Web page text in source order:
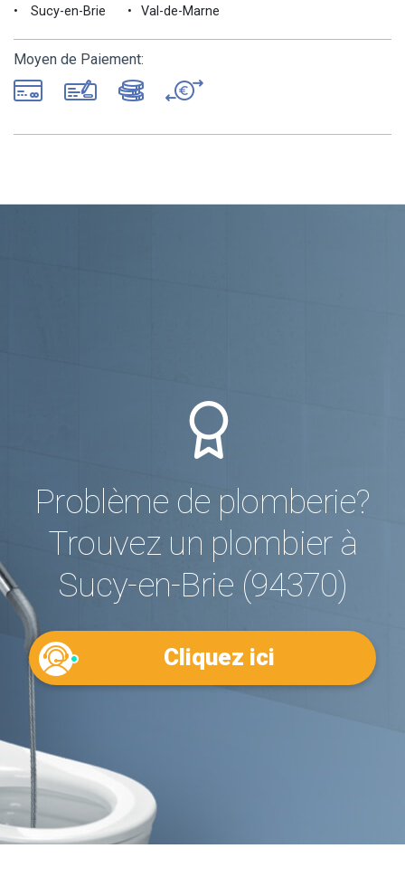
Sucy-en-Brie Val-de-Marne
Moyen de Paiement:
Problème de plomberie?
Trouvez un plombier à
Sucy-en-Brie (94370)
Cliquez ici